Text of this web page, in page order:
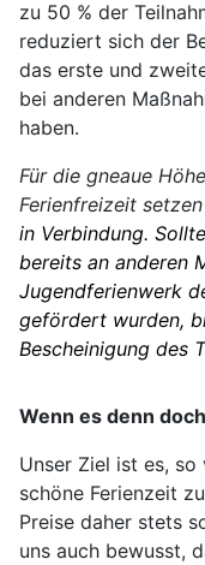
zu 50 % der
reduziert sich der
das erste und
bei anderen
haben.
Für die gneaue
Ferienfreizeit
in Verbindung.
bereits an anderen
Jugendferienwerk
gefördert wurden,
Bescheinigung des
Wenn es denn
Unser Ziel ist es,
schöne Ferienzeit
Preise daher stets
uns auch bewusst,